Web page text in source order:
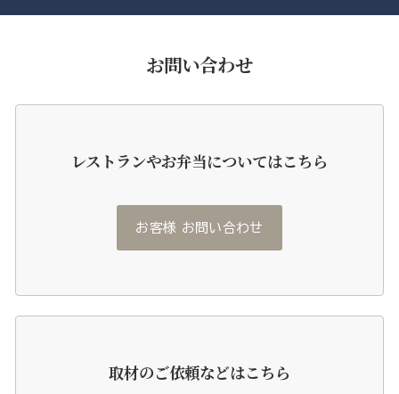
お問い合わせ
レストランやお弁当についてはこちら
お客様 お問い合わせ
取材のご依頼などはこちら